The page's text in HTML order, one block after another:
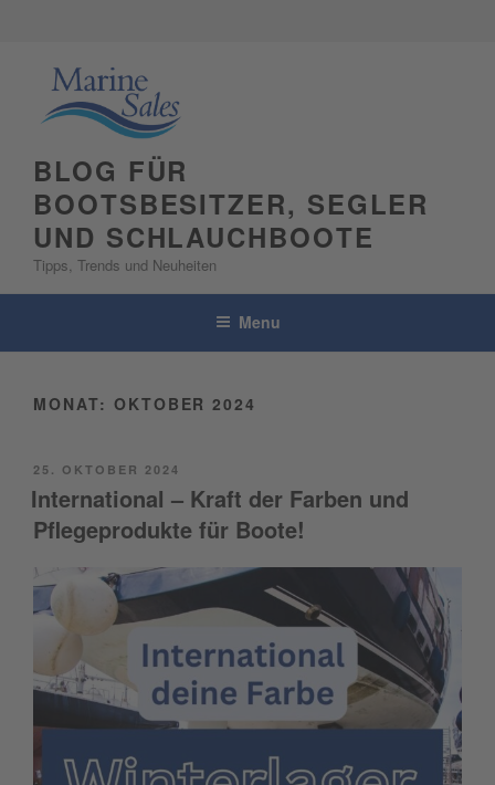
BLOG FÜR
BOOTSBESITZER, SEGLER
UND SCHLAUCHBOOTE
Tipps, Trends und Neuheiten
Menu
MONAT: OKTOBER 2024
POSTED
ON
25. OKTOBER 2024
International – Kraft der Farben und
Pflegeprodukte für Boote!